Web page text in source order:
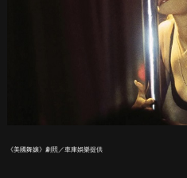
《美國舞孃》劇照／車庫娛樂提供